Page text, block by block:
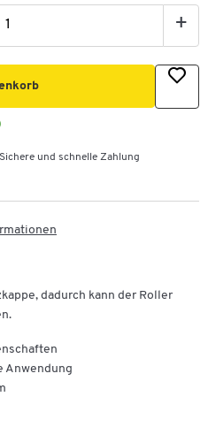
+
Sichere und schnelle Zahlung
dadurch kann der Roller
Anwendung